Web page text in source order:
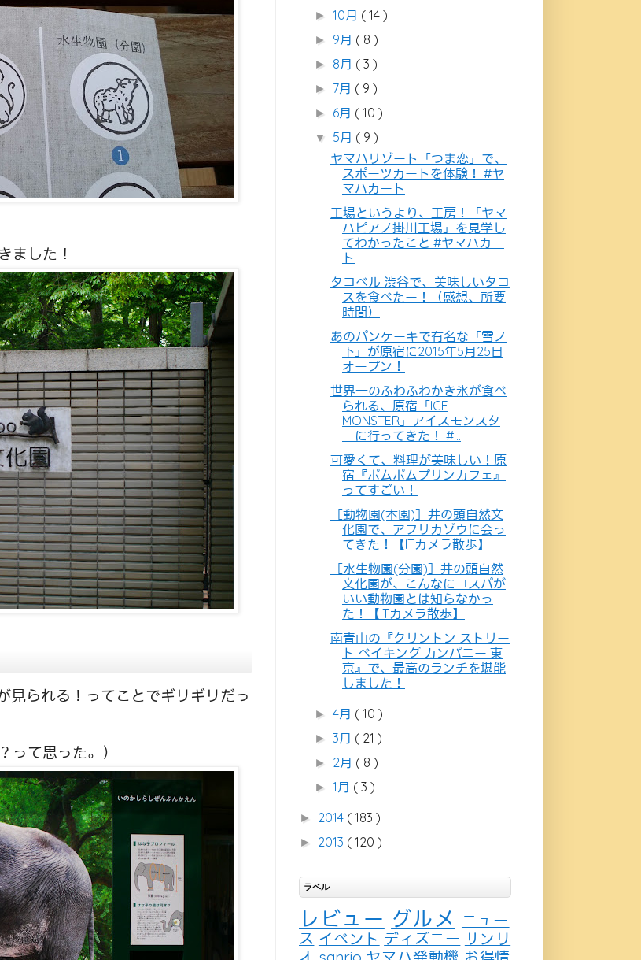
ました！
見られる！ってことでギリギリだっ
って思った。）
►10月 ( 14 )
► 9月 ( 8 )
► 8月 ( 3 )
► 7月 ( 9 )
► 6月 ( 10 )
▼ 5月 ( 9 )
ヤマハリゾート「つま恋」で、
スポーツカートを体験！ #ヤ
マハカート
工場というより、工房！「ヤマ
ハピアノ掛川工場」を見学し
てわかったこと #ヤマハカー
ト
タコベル 渋谷で、美味しいタコ
スを食べたー！（感想、所要
時間）
あのパンケーキで有名な「雪ノ
下」が原宿に2015年5月25日
オープン！
世界一のふわふわかき氷が食べ
られる、原宿「ICE
MONSTER」アイスモンスタ
ーに行ってきた！ #...
可愛くて、料理が美味しい！原
宿『ポムポムプリンカフェ』
ってすごい！
［動物園(本園)］井の頭自然文
化園で、アフリカゾウに会っ
てきた！【ITカメラ散歩】
［水生物園(分園)］井の頭自然
文化園が、こんなにコスパが
いい動物園とは知らなかっ
た！【ITカメラ散歩】
南青山の『クリントン ストリー
ト ベイキング カンパニー 東
京』で、最高のランチを堪能
しました！
►4月 ( 10 )
►3月 ( 21 )
► 2月 ( 8 )
►1月 ( 3 )
► 2014 ( 183 )
► 2013 ( 120 )
ラベル
レビュー グルメ ニュー
ス イベント ディズニー サンリ